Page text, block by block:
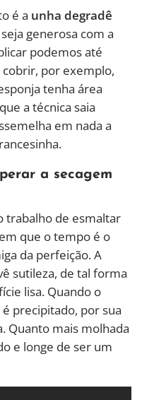
é a unha degradê
generosa com a
podemos até
por exemplo,
tenha área
a técnica saia
em nada a
a secagem
trabalho de esmaltar
que o tempo é o
da perfeição. A
sutileza, de tal forma
lisa. Quando o
precipitado, por sua
Quanto mais molhada
e longe de ser um